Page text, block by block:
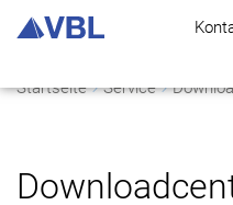
Startseite Service